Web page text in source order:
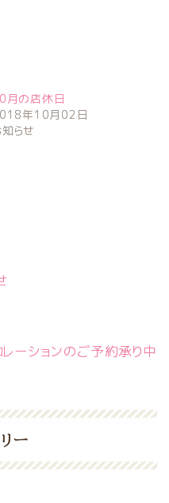
月の店休日
年10月02日
らせ
レーションのご予約承り中
ー